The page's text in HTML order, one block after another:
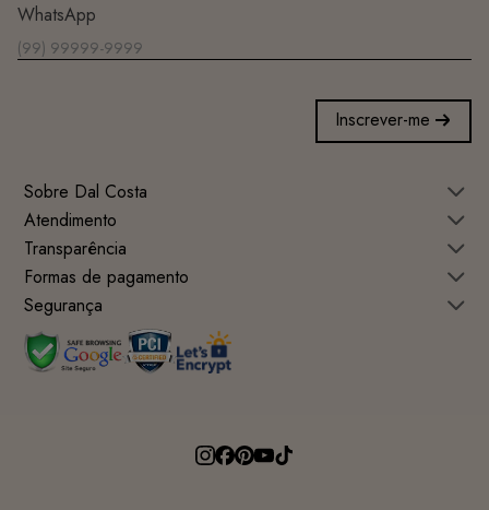
WhatsApp
Inscrever-me
Sobre Dal Costa
Atendimento
Transparência
Formas de pagamento
Segurança